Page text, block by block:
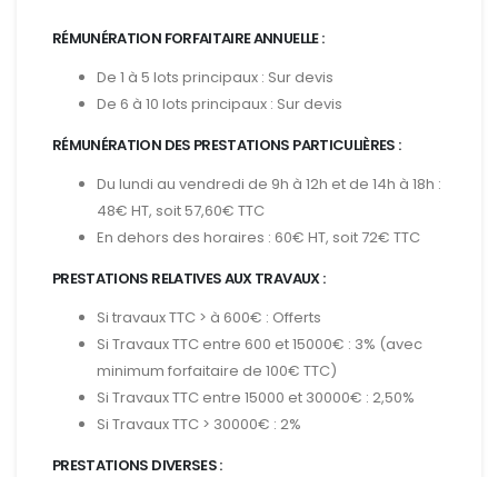
RÉMUNÉRATION FORFAITAIRE ANNUELLE :
De 1 à 5 lots principaux : Sur devis
De 6 à 10 lots principaux : Sur devis
RÉMUNÉRATION DES PRESTATIONS PARTICULIÈRES :
Du lundi au vendredi de 9h à 12h et de 14h à 18h :
48€ HT, soit 57,60€ TTC
En dehors des horaires : 60€ HT, soit 72€ TTC
PRESTATIONS RELATIVES AUX TRAVAUX :
Si travaux TTC > à 600€ : Offerts
Si Travaux TTC entre 600 et 15000€ : 3% (avec
minimum forfaitaire de 100€ TTC)
Si Travaux TTC entre 15000 et 30000€ : 2,50%
Si Travaux TTC > 30000€ : 2%
PRESTATIONS DIVERSES :